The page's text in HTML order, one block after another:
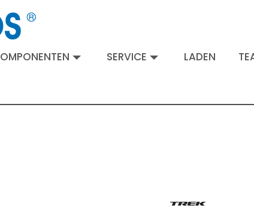
SERVICE LADEN